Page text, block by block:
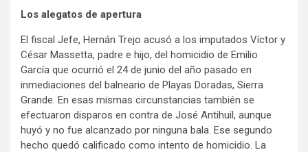
Los alegatos de apertura
El fiscal Jefe, Hernán Trejo acusó a los imputados Víctor y
César Massetta, padre e hijo, del homicidio de Emilio
García que ocurrió el 24 de junio del año pasado en
inmediaciones del balneario de Playas Doradas, Sierra
Grande. En esas mismas circunstancias también se
efectuaron disparos en contra de José Antihuil, aunque
huyó y no fue alcanzado por ninguna bala. Ese segundo
hecho quedó calificado como intento de homicidio. La